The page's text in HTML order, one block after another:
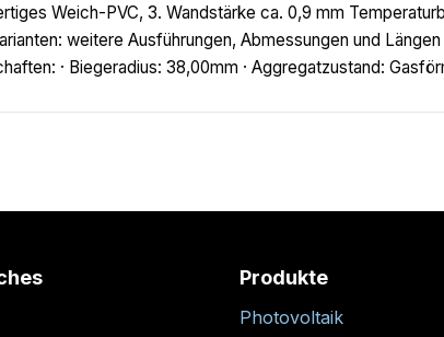
Weich-PVC, 3. Wandstärke ca. 0,9 mm
weitere Ausführungen, Abmessungen und
· Biegeradius: 38,00mm · Aggregatzustand:
Produkte
Photovoltaik